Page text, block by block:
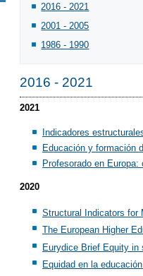
2016 - 2021
2001 - 2005
1986 - 1990
2016 - 2021
2021
Indicadores
Educación y formación
Profesorado en
2020
Structural Indicators for
The European Higher
Eurydice Brief Equity in
Equidad en la